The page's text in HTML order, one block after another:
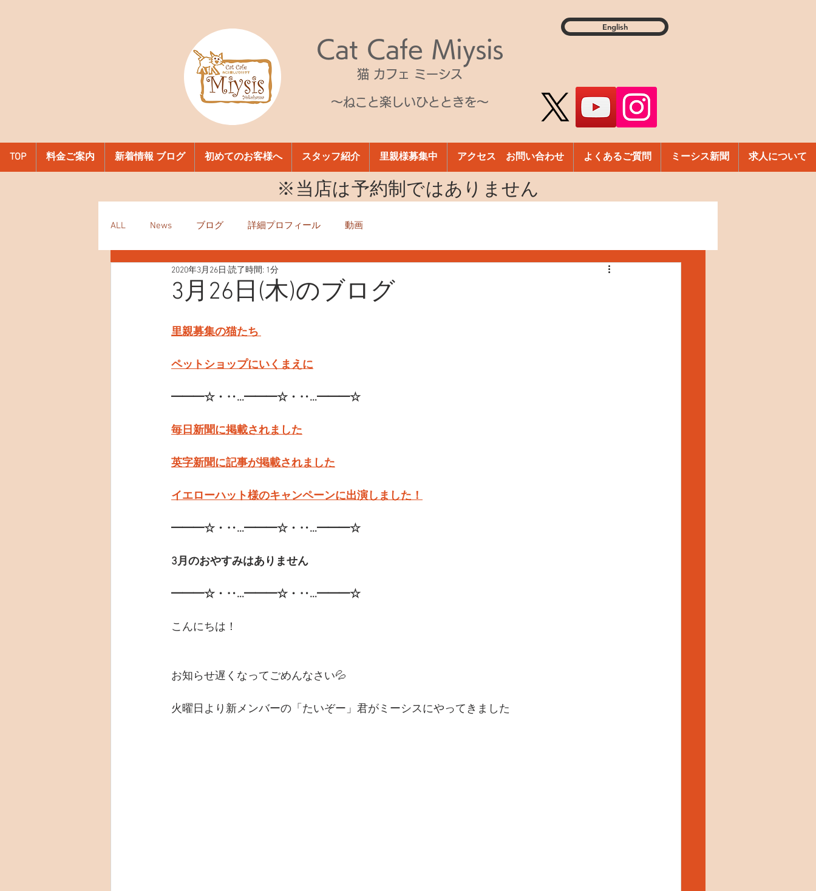
Cat Cafe Miysis
猫 カフェ ミーシス
～ねこと楽しいひとときを～
English
TOP 料金ご案内 新着情報 ブログ 初めてのお客様へ スタッフ紹介 里親様募集中 アクセス お問い合わせ よくあるご質問 ミーシス新聞 求人について
​※当店は予約制ではありません
ALL News ブログ 詳細プロフィール 動画
3月26日(木)のブログ
2020年3月26日 読了時間: 1分
里親募集の猫たち
ペットショップにいくまえに
━━━☆・‥…━━━☆・‥…━━━☆
毎日新聞に掲載されました
英字新聞に記事が掲載されました
イエローハット様のキャンペーンに出演しました！
━━━☆・‥…━━━☆・‥…━━━☆
3月のおやすみはありません
━━━☆・‥…━━━☆・‥…━━━☆
こんにちは！
お知らせ遅くなってごめんなさい💦
火曜日より新メンバーの「たいぞー」君がミーシスにやってきました